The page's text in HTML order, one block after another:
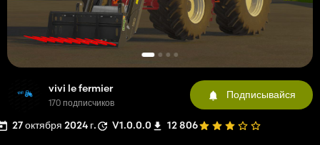
vivi le fermier
170 подписчиков
Подписывайся
27 октября 2024 г. V1.0.0.0 12 806